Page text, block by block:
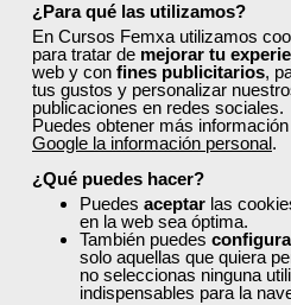
¿Para qué las utilizamos?
En Cursos Femxa utilizamos
para tratar de mejorar tu
web y con fines publicitarios,
tus gustos y personalizar
publicaciones en redes sociales.
Puedes obtener más
Google la información personal.
¿Qué puedes hacer?
Puedes aceptar las
en la web sea óptima.
También puedes
solo aquellas que quiera
no seleccionas ninguna
indispensables para la
puede hacer directamente
¿Son los docentes un
los cursos de Femxa?
¿Los cursos de Femxa
temario actualizado?
¿Qué ofrece Femxa al